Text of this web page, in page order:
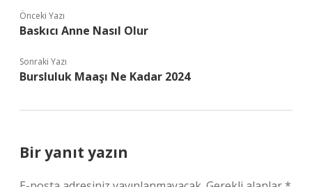
Önceki Yazı
Baskıcı Anne Nasıl Olur
Sonraki Yazı
Bursluluk Maaşı Ne Kadar 2024
Bir yanıt yazın